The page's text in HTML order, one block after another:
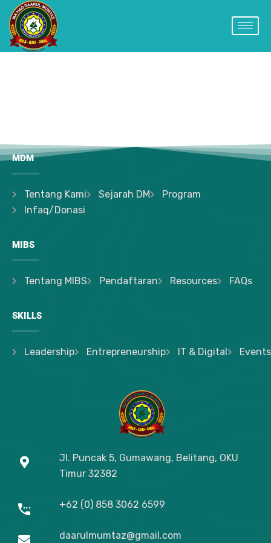
MDM
Tentang Kami Sejarah DM
Program
Infaq/Donasi
MIBS
Tentang MIBS Pendaftaran Resources FAQs
SKILLS
Leadership Entrepreneurship IT & Digital Events
Jl. Puncak 5, Gumawang, Belitang, OKU
Timur 32382
+62 (0) 858 3062 6599
daarulmumtaz@gmail.com